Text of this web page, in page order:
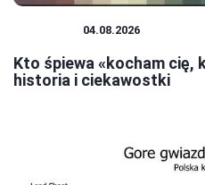
04.08.2026
Kto śpiewa «kocham cię,
historia i ciekawostki